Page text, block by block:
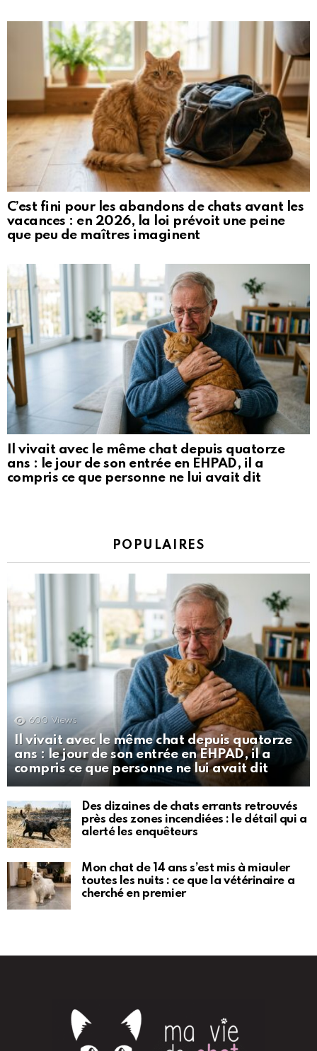
C’est fini pour les abandons de chats avant les
vacances : en 2026, la loi prévoit une peine
que peu de maîtres imaginent
Il vivait avec le même chat depuis quatorze
ans : le jour de son entrée en EHPAD, il a
compris ce que personne ne lui avait dit
POPULAIRES
600 Views
Il vivait avec le même chat depuis quatorze
ans : le jour de son entrée en EHPAD, il a
compris ce que personne ne lui avait dit
Des dizaines de chats errants retrouvés
près des zones incendiées : le détail qui a
alerté les enquêteurs
Mon chat de 14 ans s’est mis à miauler
toutes les nuits : ce que la vétérinaire a
cherché en premier